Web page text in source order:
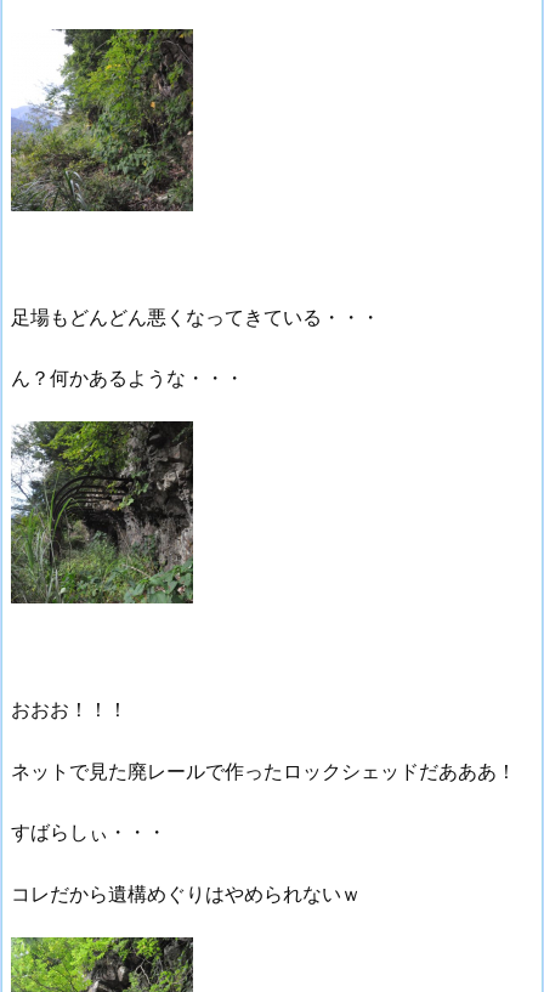
足場もどんどん悪くなってきている・・・
ん？何かあるような・・・
おおお！！！
ネットで見た廃レールで作ったロックシェッドだあああ！
すばらしぃ・・・
コレだから遺構めぐりはやめられないｗ